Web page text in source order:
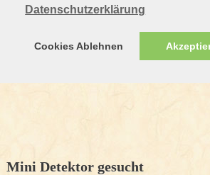
Datenschutzerklärung
Cookies Ablehnen
Mini Detektor gesucht